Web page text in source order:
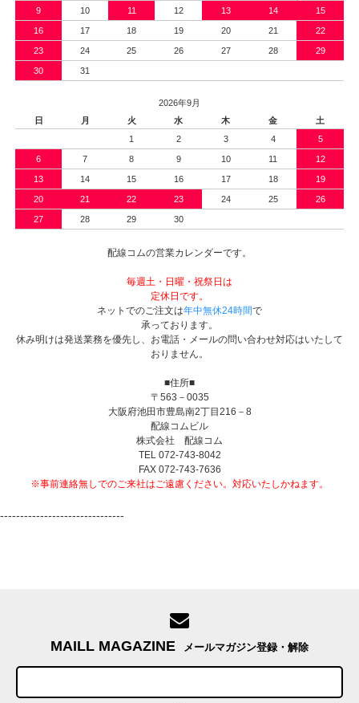
9 10 11 12 13 14 15
16 17 18 19 20 21 22
23 24 25 26 27 28 29
30 31
2026年9月
日
月 火 水 木 金
土
1
2 3 4 5
6 7 8 9 10 11 12
13 14 15 16 17 18 19
20 21 22 23 24 25 26
27 28 29 30
配線コムの営業カレンダーです。
毎週土・日曜・祝祭日は
定休日です。
ネットでのご注文は年中無休24時間で
承っております。
休み明けは発送業務を優先し、お電話・メールの問い合わせ対応はいたして
おりません。
■住所■
〒563－0035
大阪府池田市豊島南2丁目216－8
配線コムビル
株式会社 配線コム
TEL 072-743-8042
FAX 072-743-7636
※事前連絡無しでのご来社はご遠慮ください。対応いたしかねます。
-------------------------------
MAILL MAGAZINE メールマガジン登録・解除